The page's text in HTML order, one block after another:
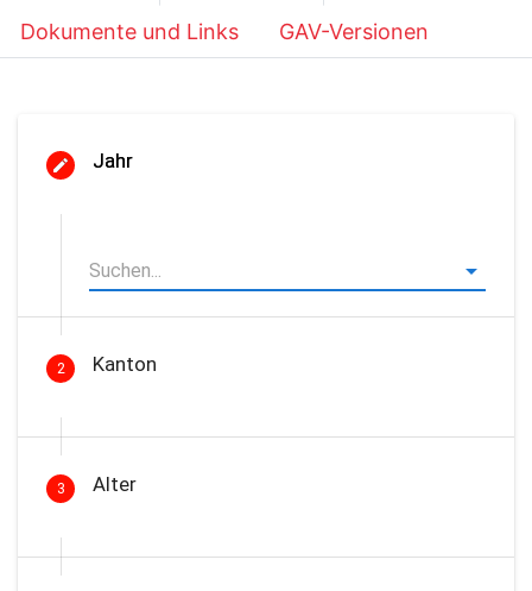
Dokumente und Links GAV-Versionen
Jahr
2 Kanton
3 Alter